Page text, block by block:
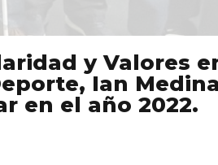
y Valores
Ian Medina
en el año 2022.